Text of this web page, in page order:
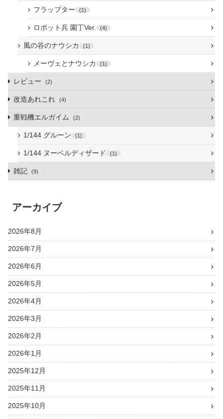
フラップター 1
ロボット兵 園丁Ver. 4
風の谷のナウシカ 1
メーヴェとナウシカ 1
レビュー 2
改造あれこれ 4
重戦機エルガイム 2
1/144 グルーン 1
1/144 ヌーベルディザード 1
雑記 9
アーカイブ
2026年8月
2026年7月
2026年6月
2026年5月
2026年4月
2026年3月
2026年2月
2026年1月
2025年12月
2025年11月
2025年10月